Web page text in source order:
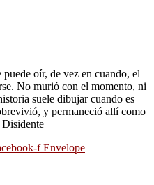
oír, de vez en cuando, el
No murió con el momento, ni
suele dibujar cuando es
y permaneció allí como
f Envelope